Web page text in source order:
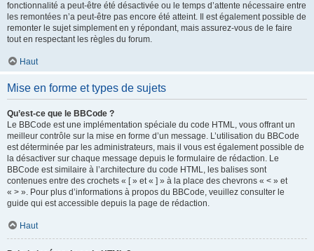
fonctionnalité a peut-être été désactivée ou le temps d’attente nécessaire entre
les remontées n’a peut-être pas encore été atteint. Il est également possible de
remonter le sujet simplement en y répondant, mais assurez-vous de le faire
tout en respectant les règles du forum.
Haut
Mise en forme et types de sujets
Qu’est-ce que le BBCode ?
Le BBCode est une implémentation spéciale du code HTML, vous offrant un
meilleur contrôle sur la mise en forme d’un message. L’utilisation du BBCode
est déterminée par les administrateurs, mais il vous est également possible de
la désactiver sur chaque message depuis le formulaire de rédaction. Le
BBCode est similaire à l’architecture du code HTML, les balises sont
contenues entre des crochets « [ » et « ] » à la place des chevrons « < » et
« > ». Pour plus d’informations à propos du BBCode, veuillez consulter le
guide qui est accessible depuis la page de rédaction.
Haut